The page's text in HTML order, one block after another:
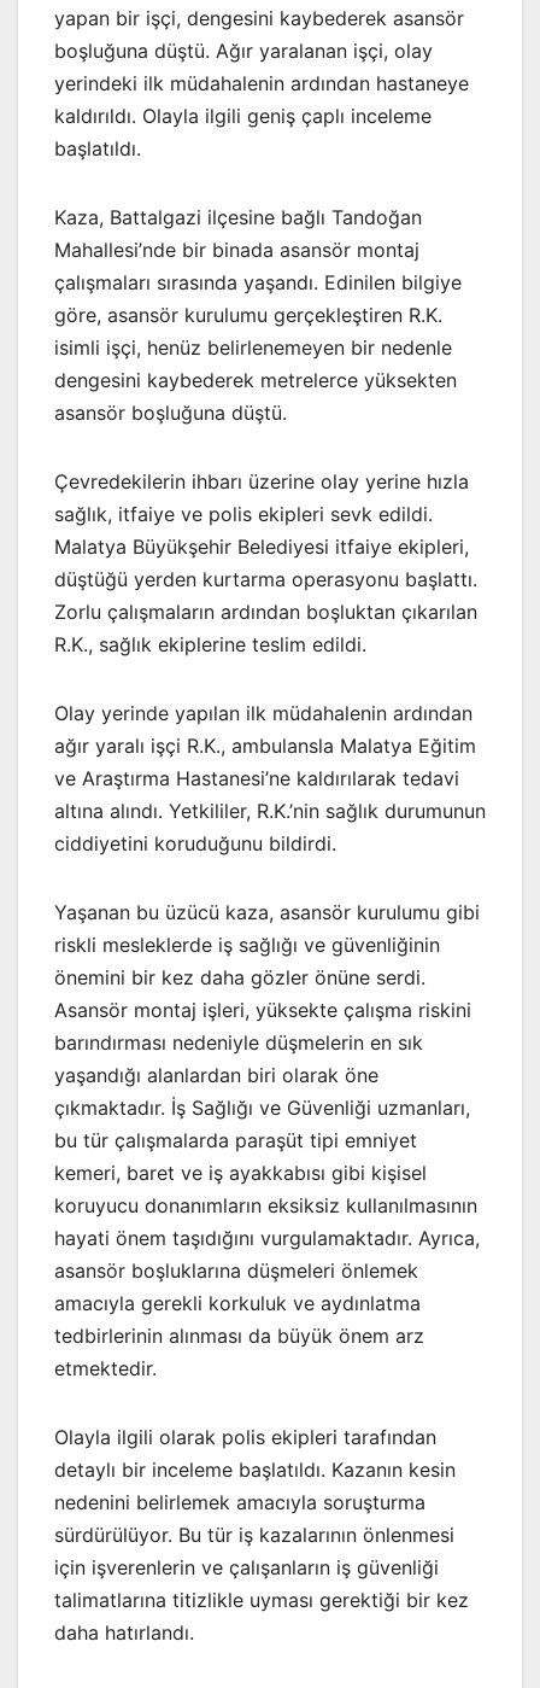
yapan bir işçi, dengesini kaybederek asansör
boşluğuna düştü. Ağır yaralanan işçi, olay
yerindeki ilk müdahalenin ardından hastaneye
kaldırıldı. Olayla ilgili geniş çaplı inceleme
başlatıldı.
Kaza, Battalgazi ilçesine bağlı Tandoğan
Mahallesi’nde bir binada asansör montaj
çalışmaları sırasında yaşandı. Edinilen bilgiye
göre, asansör kurulumu gerçekleştiren R.K.
isimli işçi, henüz belirlenemeyen bir nedenle
dengesini kaybederek metrelerce yüksekten
asansör boşluğuna düştü.
Çevredekilerin ihbarı üzerine olay yerine hızla
sağlık, itfaiye ve polis ekipleri sevk edildi.
Malatya Büyükşehir Belediyesi itfaiye ekipleri,
düştüğü yerden kurtarma operasyonu başlattı.
Zorlu çalışmaların ardından boşluktan çıkarılan
R.K., sağlık ekiplerine teslim edildi.
Olay yerinde yapılan ilk müdahalenin ardından
ağır yaralı işçi R.K., ambulansla Malatya Eğitim
ve Araştırma Hastanesi’ne kaldırılarak tedavi
altına alındı. Yetkililer, R.K.’nin sağlık durumunun
ciddiyetini koruduğunu bildirdi.
Yaşanan bu üzücü kaza, asansör kurulumu gibi
riskli mesleklerde iş sağlığı ve güvenliğinin
önemini bir kez daha gözler önüne serdi.
Asansör montaj işleri, yüksekte çalışma riskini
barındırması nedeniyle düşmelerin en sık
yaşandığı alanlardan biri olarak öne
çıkmaktadır. İş Sağlığı ve Güvenliği uzmanları,
bu tür çalışmalarda paraşüt tipi emniyet
kemeri, baret ve iş ayakkabısı gibi kişisel
koruyucu donanımların eksiksiz kullanılmasının
hayati önem taşıdığını vurgulamaktadır. Ayrıca,
asansör boşluklarına düşmeleri önlemek
amacıyla gerekli korkuluk ve aydınlatma
tedbirlerinin alınması da büyük önem arz
etmektedir.
Olayla ilgili olarak polis ekipleri tarafından
detaylı bir inceleme başlatıldı. Kazanın kesin
nedenini belirlemek amacıyla soruşturma
sürdürülüyor. Bu tür iş kazalarının önlenmesi
için işverenlerin ve çalışanların iş güvenliği
talimatlarına titizlikle uyması gerektiği bir kez
daha hatırlandı.